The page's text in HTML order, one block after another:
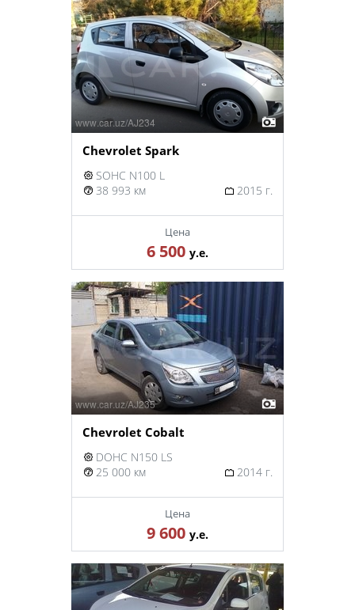
Chevrolet Spark
SOHC N100 L
38 993 км
2015 г.
Цена
6 500 у.е.
Chevrolet Cobalt
DOHC N150 LS
25 000 км
2014 г.
Цена
9 600 у.е.